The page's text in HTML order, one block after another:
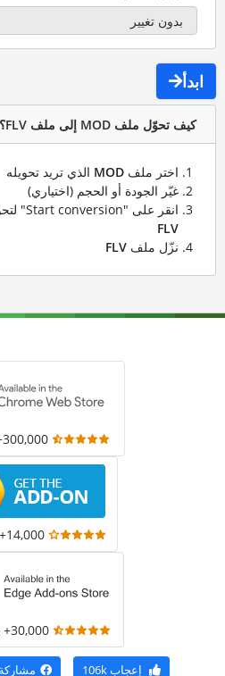
ابدأ
كيف تحوّل ملف MOD إلى ملف FLV؟
اختر ملف MODالذي تريد تحويله
غيّر الجودة أو الحجم (اختياري)
انقر على "Start conversion" لتحويل ملفك من
FLV
نزّل ملف FLV
300,000+ مستخدم
14,000+ مستخدم
30,000+ مستخدم
إعجاب106k مشاركة